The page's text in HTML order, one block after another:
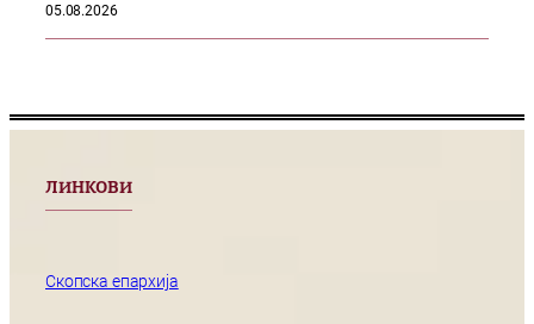
05.08.2026
ЛИНКОВИ
Скопска епархија